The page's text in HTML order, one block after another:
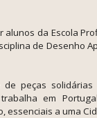
da Escola
de Desenho
peças
em
essenciais a uma